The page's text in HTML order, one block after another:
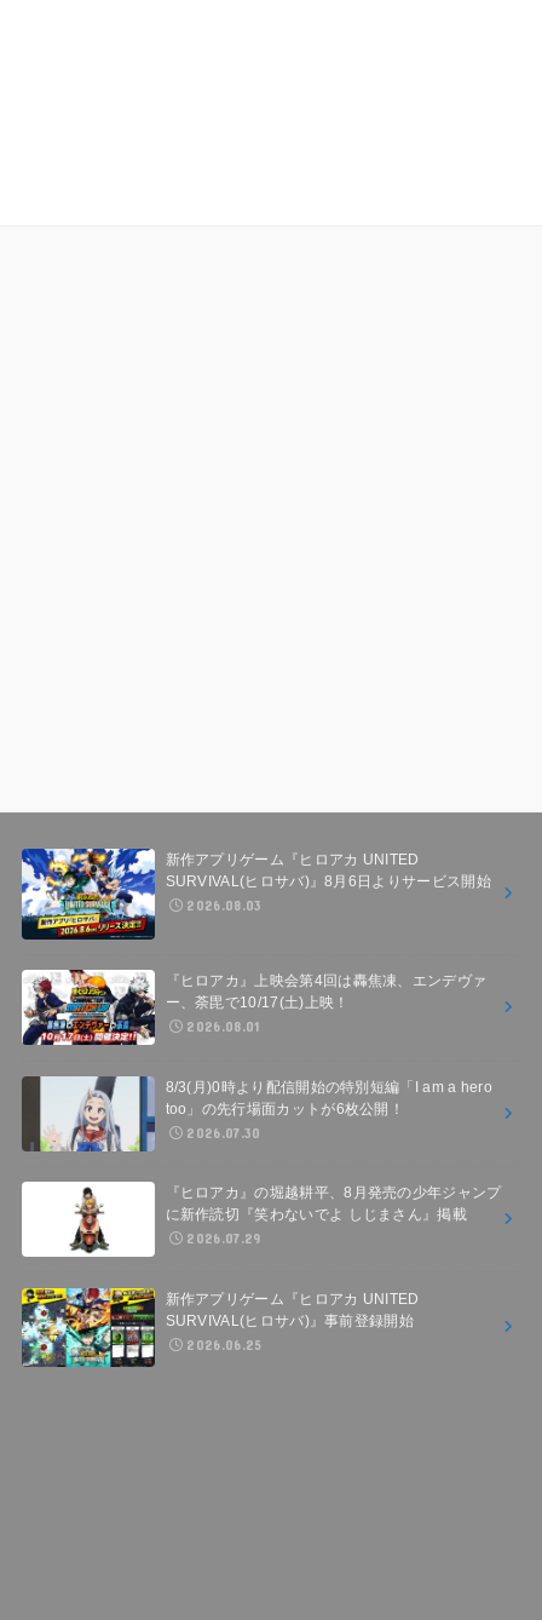
新作アプリゲーム『ヒロアカ UNITED
SURVIVAL(ヒロサバ)』8月6日よりサービス開始
2026.08.03
『ヒロアカ』上映会第4回は轟焦凍、エンデヴァ
ー、荼毘で10/17(土)上映！
2026.08.01
8/3(月)0時より配信開始の特別短編「I am a hero
too」の先行場面カットが6枚公開！
2026.07.30
『ヒロアカ』の堀越耕平、8月発売の少年ジャンプ
に新作読切『笑わないでよ しじまさん』掲載
2026.07.29
新作アプリゲーム『ヒロアカ UNITED
SURVIVAL(ヒロサバ)』事前登録開始
2026.06.25